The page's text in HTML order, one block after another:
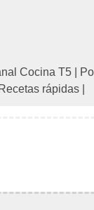
Cocina T5
Recetas rápidas